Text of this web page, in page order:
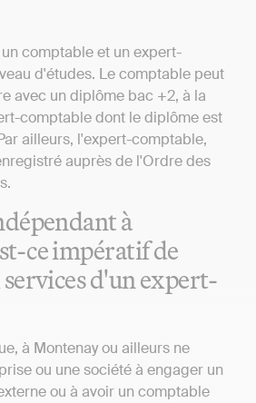
comptable et un expert-
d'études. Le comptable peut
avec un diplôme bac +2, à la
comptable dont le diplôme est
ailleurs, l'expert-comptable,
auprès de l'Ordre des
à
ce impératif de
d'un expert-
à Montenay ou ailleurs ne
ou une société à engager un
ou à avoir un comptable